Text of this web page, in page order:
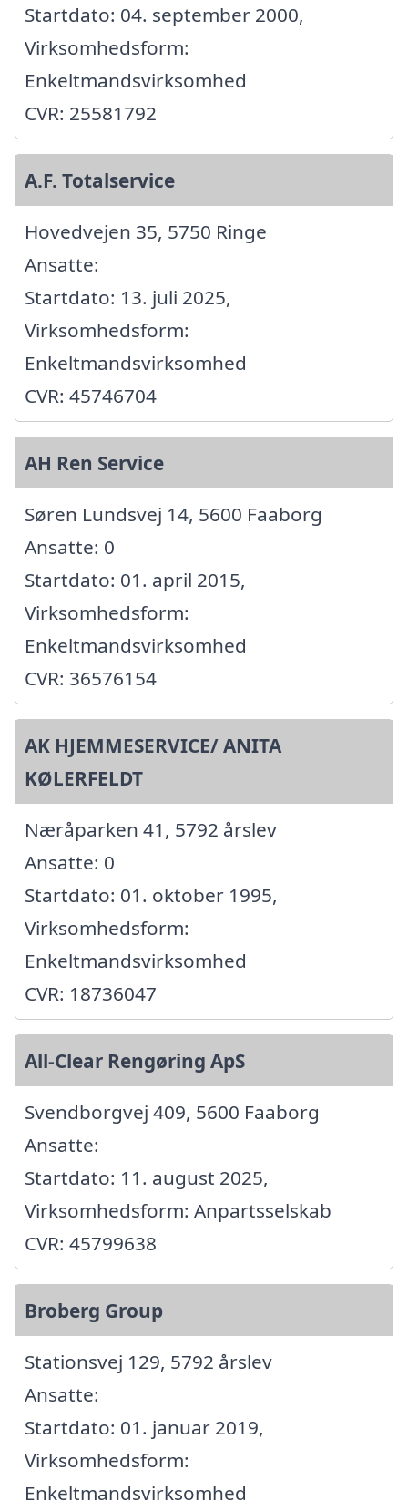
Startdato: 04. september 2000,
Virksomhedsform:
Enkeltmandsvirksomhed
CVR: 25581792
A.F. Totalservice
Hovedvejen 35, 5750 Ringe
Ansatte:
Startdato: 13. juli 2025,
Virksomhedsform:
Enkeltmandsvirksomhed
CVR: 45746704
AH Ren Service
Søren Lundsvej 14, 5600 Faaborg
Ansatte: 0
Startdato: 01. april 2015,
Virksomhedsform:
Enkeltmandsvirksomhed
CVR: 36576154
AK HJEMMESERVICE/ ANITA
KØLERFELDT
Næråparken 41, 5792 årslev
Ansatte: 0
Startdato: 01. oktober 1995,
Virksomhedsform:
Enkeltmandsvirksomhed
CVR: 18736047
All-Clear Rengøring ApS
Svendborgvej 409, 5600 Faaborg
Ansatte:
Startdato: 11. august 2025,
Virksomhedsform: Anpartsselskab
CVR: 45799638
Broberg Group
Stationsvej 129, 5792 årslev
Ansatte:
Startdato: 01. januar 2019,
Virksomhedsform:
Enkeltmandsvirksomhed